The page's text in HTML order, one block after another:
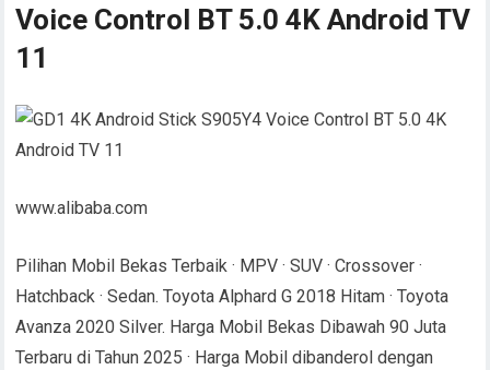
Voice Control BT 5.0 4K Android TV
11
www.alibaba.com
Pilihan Mobil Bekas Terbaik · MPV · SUV · Crossover ·
Hatchback · Sedan. Toyota Alphard G 2018 Hitam · Toyota
Avanza 2020 Silver. Harga Mobil Bekas Dibawah 90 Juta
Terbaru di Tahun 2025 · Harga Mobil dibanderol dengan